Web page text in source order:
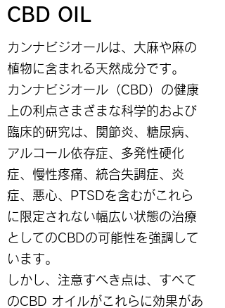
CBD OIL
カンナビジオールは、大麻や麻の
植物に含まれる天然成分です。
カンナビジオール（CBD）の健康
上の利点さまざまな科学的および
臨床的研究は、関節炎、糖尿病、
アルコール依存症、多発性硬化
症、慢性疼痛、統合失調症、炎
症、悪心、PTSDを含むがこれら
に限定されない幅広い状態の治療
としてのCBDの可能性を強調して
います。
しかし、注意すべき点は、すべて
のCBD オイルがこれらに効果があ